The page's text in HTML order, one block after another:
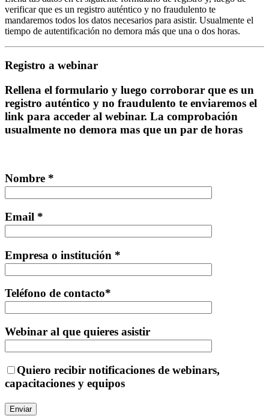
verificar que es un registro auténtico y no fraudulento te
mandaremos todos los datos necesarios para asistir. Usualmente el
tiempo de autentificación no demora más que una o dos horas.
Registro a webinar
Rellena el formulario y luego corroborar que es un
registro auténtico y no fraudulento te enviaremos el
link para acceder al webinar. La comprobación
usualmente no demora mas que un par de horas
Nombre *
Email *
Empresa o institución *
Teléfono de contacto*
Webinar al que quieres asistir
Quiero recibir notificaciones de webinars,
capacitaciones y equipos